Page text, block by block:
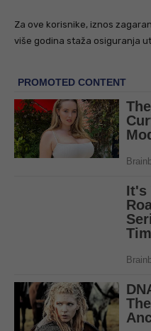
Za ove korisnike, iznos
više godina staža osiguranja